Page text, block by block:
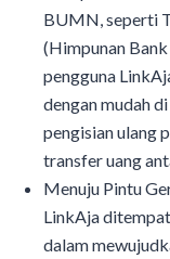
BUMN, seperti
(Himpunan
pengguna
dengan mudah
pengisian ulang
transfer uang
Menuju Pintu
LinkAja
dalam